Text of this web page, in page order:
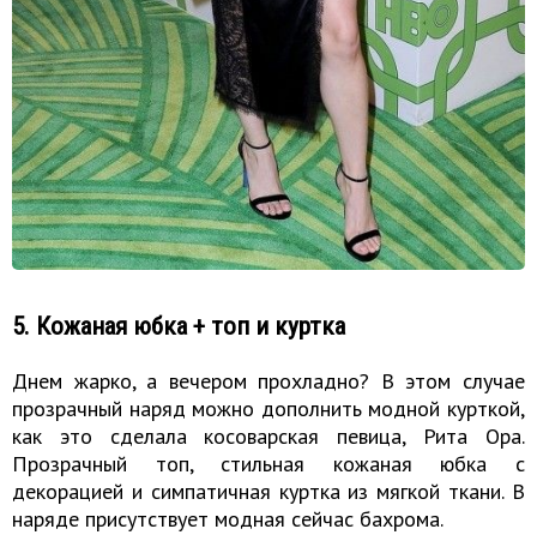
5. Кожаная юбка + топ и куртка
Днем жарко, а вечером прохладно? В этом случае
прозрачный наряд можно дополнить модной курткой,
как это сделала косоварская певица, Рита Ора.
Прозрачный топ, стильная кожаная юбка с
декорацией и симпатичная куртка из мягкой ткани. В
наряде присутствует модная сейчас бахрома.